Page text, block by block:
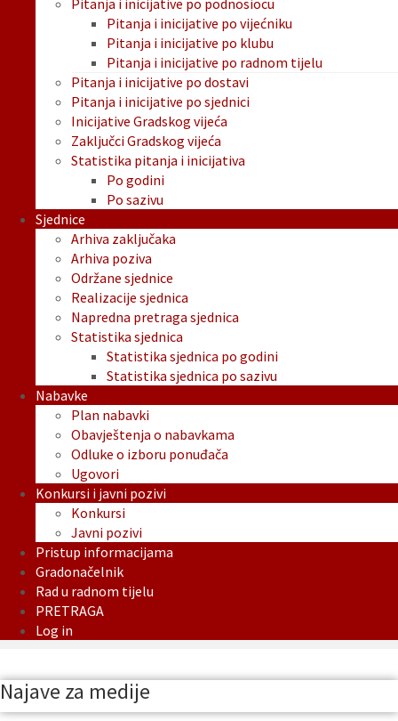
Pitanja i inicijative po podnosiocu
Pitanja i inicijative po vijećniku
Pitanja i inicijative po klubu
Pitanja i inicijative po radnom tijelu
Pitanja i inicijative po dostavi
Pitanja i inicijative po sjednici
Inicijative Gradskog vijeća
Zaključci Gradskog vijeća
Statistika pitanja i inicijativa
Po godini
Po sazivu
Sjednice
Arhiva zaključaka
Arhiva poziva
Održane sjednice
Realizacije sjednica
Napredna pretraga sjednica
Statistika sjednica
Statistika sjednica po godini
Statistika sjednica po sazivu
Nabavke
Plan nabavki
Obavještenja o nabavkama
Odluke o izboru ponuđača
Ugovori
Konkursi i javni pozivi
Konkursi
Javni pozivi
Pristup informacijama
Gradonačelnik
Rad u radnom tijelu
PRETRAGA
Log in
Najave za medije